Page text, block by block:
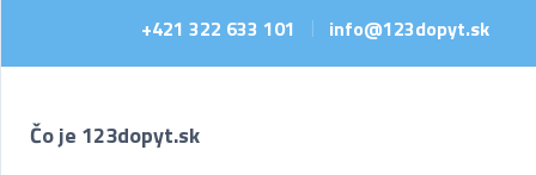
+421 322 633 101 | info@123dopyt.sk
Čo je 123dopyt.sk